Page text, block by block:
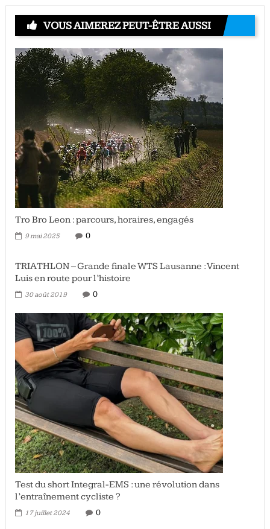
VOUS AIMEREZ PEUT-ÊTRE AUSSI
Tro Bro Leon : parcours, horaires, engagés
9 mai 2025 0
TRIATHLON – Grande finale WTS Lausanne : Vincent
Luis en route pour l’histoire
30 août 2019 0
Test du short Integral-EMS : une révolution dans
l’entraînement cycliste ?
17 juillet 2024 0